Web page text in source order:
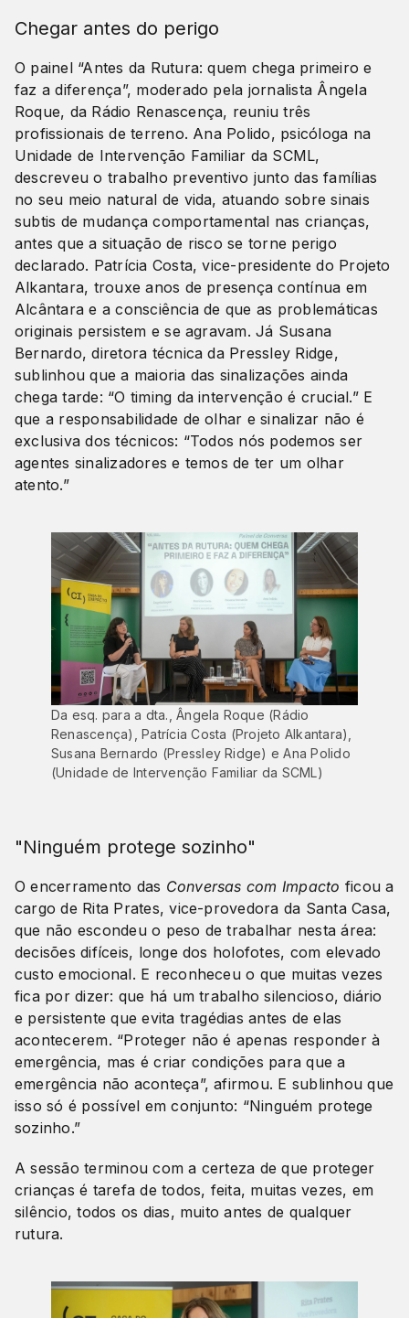
Chegar antes do perigo
O painel “Antes da Rutura: quem chega primeiro e
faz a diferença”, moderado pela jornalista Ângela
Roque, da Rádio Renascença, reuniu três
profissionais de terreno. Ana Polido, psicóloga na
Unidade de Intervenção Familiar da SCML,
descreveu o trabalho preventivo junto das famílias
no seu meio natural de vida, atuando sobre sinais
subtis de mudança comportamental nas crianças,
antes que a situação de risco se torne perigo
declarado. Patrícia Costa, vice-presidente do Projeto
Alkantara, trouxe anos de presença contínua em
Alcântara e a consciência de que as problemáticas
originais persistem e se agravam. Já Susana
Bernardo, diretora técnica da Pressley Ridge,
sublinhou que a maioria das sinalizações ainda
chega tarde: “O timing da intervenção é crucial.” E
que a responsabilidade de olhar e sinalizar não é
exclusiva dos técnicos: “Todos nós podemos ser
agentes sinalizadores e temos de ter um olhar
atento.”
Da esq. para a dta., Ângela Roque (Rádio
Renascença), Patrícia Costa (Projeto Alkantara),
Susana Bernardo (Pressley Ridge) e Ana Polido
(Unidade de Intervenção Familiar da SCML)
"Ninguém protege sozinho"
O encerramento das Conversas com Impacto ficou a
cargo de Rita Prates, vice-provedora da Santa Casa,
que não escondeu o peso de trabalhar nesta área:
decisões difíceis, longe dos holofotes, com elevado
custo emocional. E reconheceu o que muitas vezes
fica por dizer: que há um trabalho silencioso, diário
e persistente que evita tragédias antes de elas
acontecerem. “Proteger não é apenas responder à
emergência, mas é criar condições para que a
emergência não aconteça”, afirmou. E sublinhou que
isso só é possível em conjunto: “Ninguém protege
sozinho.”
A sessão terminou com a certeza de que proteger
crianças é tarefa de todos, feita, muitas vezes, em
silêncio, todos os dias, muito antes de qualquer
rutura.